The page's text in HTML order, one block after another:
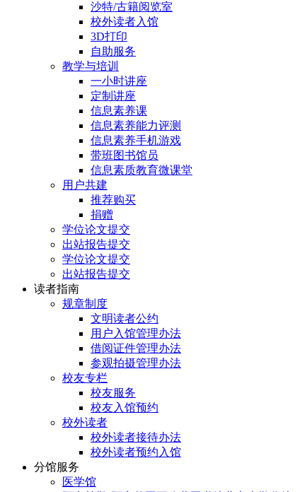
沙特/古籍阅览室
校外读者入馆
3D打印
自助服务
教学与培训
一小时讲座
定制讲座
信息素养课
信息素养能力评测
信息素养手机游戏
带班图书馆员
信息素质教育微课堂
用户共建
推荐购买
捐赠
学位论文提交
出站报告提交
学位论文提交
出站报告提交
读者指南
规章制度
文明读者公约
用户入馆管理办法
借阅证件管理办法
参观拍摄管理办法
校友专栏
校友服务
校友入馆预约
校外读者
校外读者接待办法
校外读者预约入馆
分馆服务
医学馆